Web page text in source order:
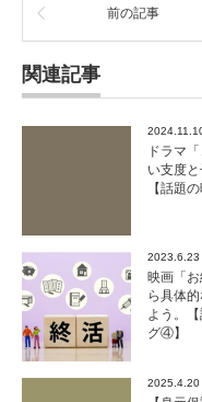
前の記事
関連記事
ドラマ
い支度
【話題
2023.6.23
映画「
ら具体
よう。
グ④】
2025.4.20